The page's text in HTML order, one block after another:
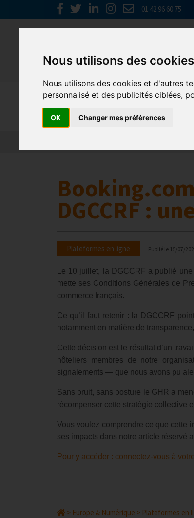
Nous utilisons des cookies
Nous utilisons des cookies et d'autres
personnalisé et des publicités ciblées,
OK Changer mes préférences
01 42 96 60 75
Europe
DGCCRF :
Plateformes en ligne Publié le 15/07/
Le 10 juillet, la DGCCRF a publié
mette ses Conditions Générales de
commerce français.
Ce qu’il faut retenir : la DGCCRF
notamment en matière de
Cette décision est le résultat d’un
hôteliers membres de notre
signalements — que nous avons pu
Sans bruit, sans posture le GHR a
récompenser cette stratégie collective
Vous voulez comprendre ce que cette
ses impacts dans notre article réservé
Pour y accéder : connectez-vous à
> Europe & Numérique > Plateformes en